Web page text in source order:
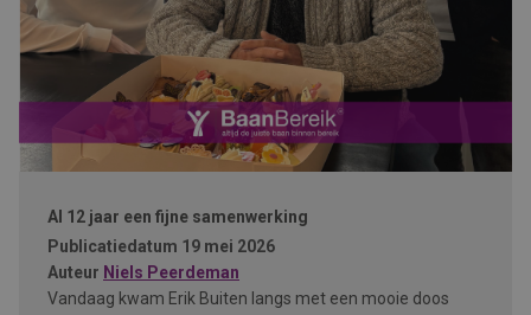
Al 12 jaar een fijne samenwerking
Publicatiedatum 19 mei 2026
Auteur Niels Peerdeman
Vandaag kwam Erik Buiten langs met een mooie doos